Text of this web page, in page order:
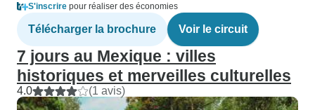
S'inscrire pour réaliser des économies
Télécharger la brochure Voir le circuit
7 jours au Mexique : villes
historiques et merveilles culturelles
4.0 (1 avis)